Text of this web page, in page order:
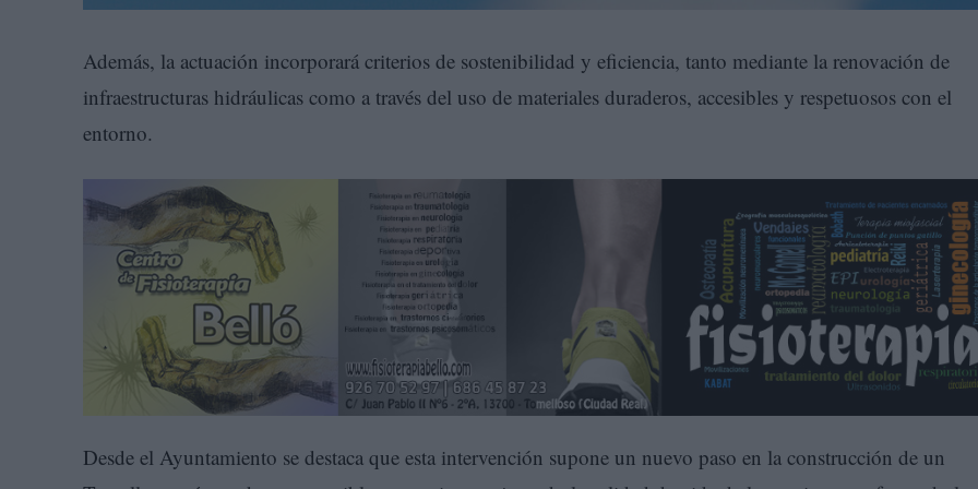
Además, la actuación incorporará criterios de sostenibilidad y eficiencia, tanto mediante la renovación de
infraestructuras hidráulicas como a través del uso de materiales duraderos, accesibles y respetuosos con el
entorno.
Desde el Ayuntamiento se destaca que esta intervención supone un nuevo paso en la construcción de un